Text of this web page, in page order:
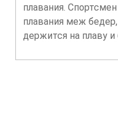
плавания.
плавания меж
держится на плаву и